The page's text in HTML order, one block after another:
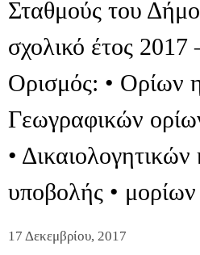
Σταθμούς του
σχολικό έτος 2017
Ορισμός: • Ορίων
Γεωγραφικών
• Δικαιολογητικών
υποβολής • μορίων
17 Δεκεμβρίου, 2017